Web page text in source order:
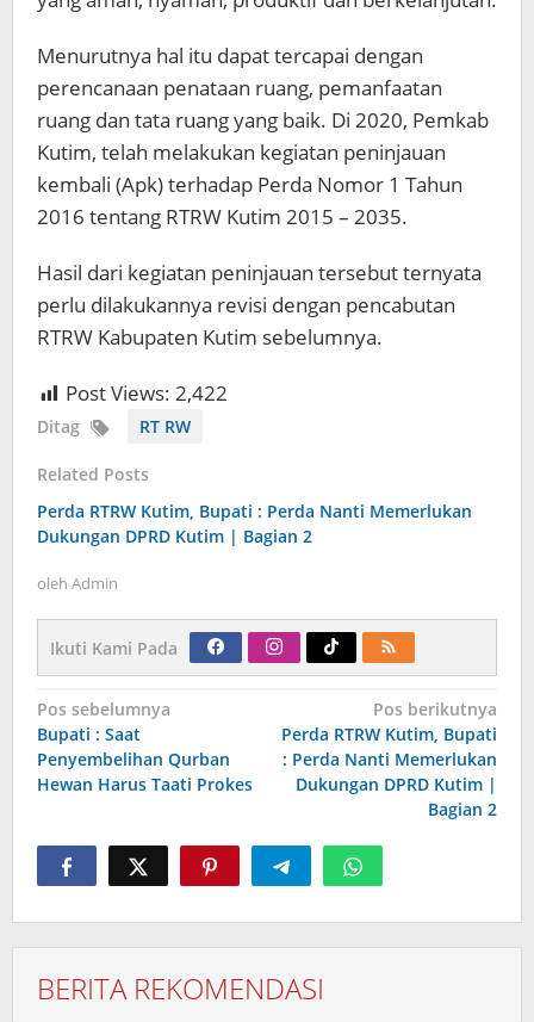
Menurutnya hal itu dapat tercapai dengan
perencanaan penataan ruang, pemanfaatan
ruang dan tata ruang yang baik. Di 2020, Pemkab
Kutim, telah melakukan kegiatan peninjauan
kembali (Apk) terhadap Perda Nomor 1 Tahun
2016 tentang RTRW Kutim 2015 – 2035.
Hasil dari kegiatan peninjauan tersebut ternyata
perlu dilakukannya revisi dengan pencabutan
RTRW Kabupaten Kutim sebelumnya.
Post Views: 2,422
Ditag RT RW
Related Posts
Perda RTRW Kutim, Bupati : Perda Nanti Memerlukan
Dukungan DPRD Kutim | Bagian 2
oleh Admin
Ikuti Kami Pada
Navigasi
pos
Pos sebelumnya
Bupati : Saat
Penyembelihan Qurban
Hewan Harus Taati Prokes
Pos berikutnya
Perda RTRW Kutim, Bupati
: Perda Nanti Memerlukan
Dukungan DPRD Kutim |
Bagian 2
BERITA REKOMENDASI